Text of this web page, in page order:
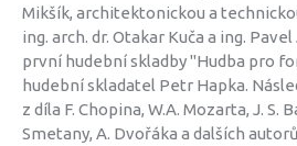
Mikšík, architektonickou a
ing. arch. dr. Otakar Kuča a ing.
první hudební skladby "Hudba pro
hudební skladatel Petr Hapka.
z díla F. Chopina, W.A. Mozarta, J. S.
Smetany, A. Dvořáka a dalších